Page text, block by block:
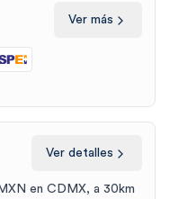
Ver más
Ver detalles
en CDMX, a 30km